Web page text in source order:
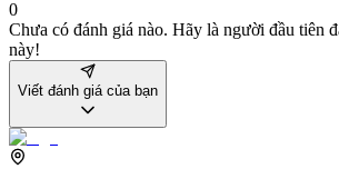
0
Chưa có đánh giá nào. Hãy là người đầu tiên
này!
Viết đánh giá của bạn